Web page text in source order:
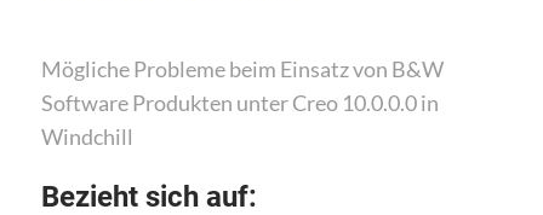
Mögliche Probleme beim Einsatz von B&W
Software Produkten unter Creo 10.0.0.0 in
Windchill
Bezieht sich auf: